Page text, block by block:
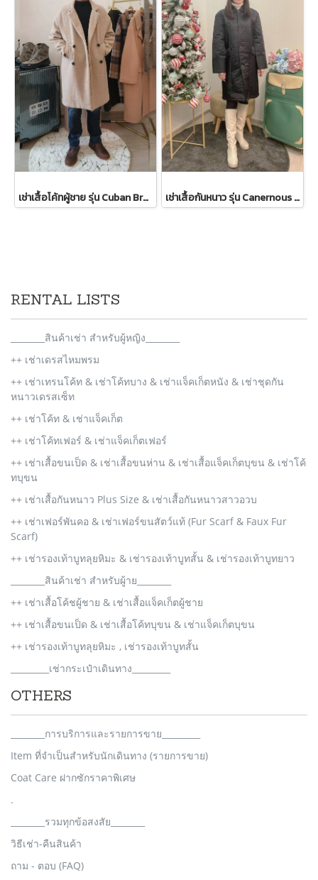
เช่าเสื้อโค้ทผู้ชาย รุ่น Cuban Brown Sand Double Breasted Coat 2107GCL1133FABR1 เช่าเสื้อกันหนาว รุ่น Canernous Black Single Breasted Coat 2109GCT1630FABK1
RENTAL LISTS
________สินค้าเช่า สำหรับผู้หญิง________
++ เช่าเดรสไหมพรม
++ เช่าเทรนโค้ท & เช่าโค้ทบาง & เช่าแจ็คเก็ตหนัง & เช่าชุดกัน
หนาวเดรสเซ็ท
++ เช่าโค้ท & เช่าแจ็คเก็ต
++ เช่าโค้ทเฟอร์ & เช่าแจ็คเก็ตเฟอร์
++ เช่าเสื้อขนเป็ด & เช่าเสื้อขนห่าน & เช่าเสื้อแจ็คเก็ตบุขน & เช่าโค้
ทบุขน
++ เช่าเสื้อกันหนาว Plus Size & เช่าเสื้อกันหนาวสาวอวบ
++ เช่าเฟอร์พันคอ & เช่าเฟอร์ขนสัตว์แท้ (Fur Scarf & Faux Fur
Scarf)
++ เช่ารองเท้าบูทลุยหิมะ & เช่ารองเท้าบูทสั้น & เช่ารองเท้าบูทยาว
________สินค้าเช่า สำหรับผู้าย________
++ เช่าเสื้อโค้ชผู้ชาย & เช่าเสื้อแจ็คเก็ตผู้ชาย
++ เช่าเสื้อขนเป็ด & เช่าเสื้อโค้ทบุขน & เช่าแจ็คเก็ตบุขน
++ เช่ารองเท้าบูทลุยหิมะ , เช่ารองเท้าบูทสั้น
_________เช่ากระเป๋าเดินทาง_________
OTHERS
________การบริการและรายการขาย_________
Item ที่จำเป็นสำหรับนักเดินทาง (รายการขาย)
Coat Care ฝากซักราคาพิเศษ
.
________รวมทุกข้อสงสัย________
วิธีเช่า-คืนสินค้า
ถาม - ตอบ (FAQ)